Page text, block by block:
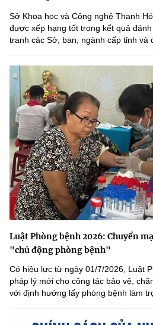
Sở Khoa học và Công nghệ Thanh
được xếp hạng tốt trong kết quả
tranh các Sở, ban, ngành cấp tỉnh và
Luật Phòng bệnh 2026: Chuyển
"chủ động phòng bệnh"
Có hiệu lực từ ngày 01/7/2026, Luật
pháp lý mới cho công tác bảo vệ,
với định hướng lấy phòng bệnh làm